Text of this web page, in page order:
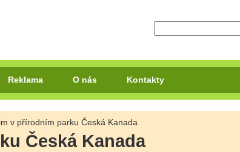
Reklama O nás Kontakty
v přírodním parku Česká Kanada
Česká Kanada